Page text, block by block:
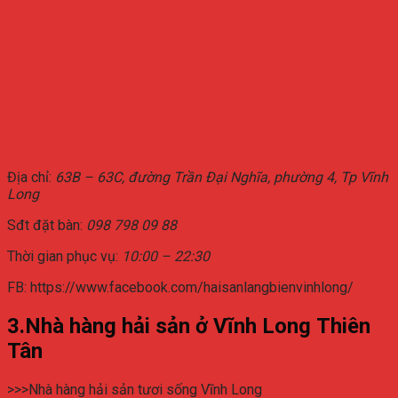
Địa chỉ: 63B – 63C, đường Trần Đại Nghĩa, phường 4, Tp Vĩnh
Long
Sđt đặt bàn: 098 798 09 88
Thời gian phục vụ: 10:00 – 22:30
FB: https://www.facebook.com/haisanlangbienvinhlong/
3.Nhà hàng hải sản ở Vĩnh Long Thiên
Tân
>>>Nhà hàng hải sản tươi sống Vĩnh Long